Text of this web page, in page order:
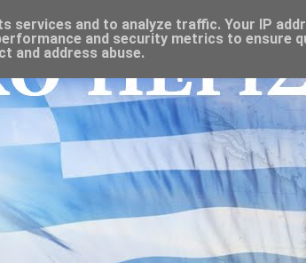
services and to analyze traffic. Your IP
and security metrics to ensure
and address abuse.